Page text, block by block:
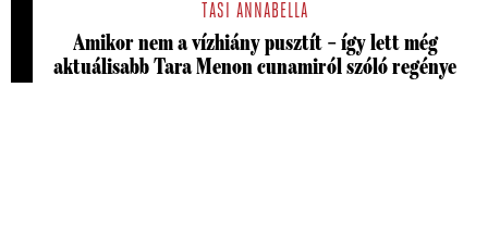
TASI ANNABELLA
Amikor nem a vízhiány pusztít – így lett még
aktuálisabb Tara Menon cunamiról szóló regénye